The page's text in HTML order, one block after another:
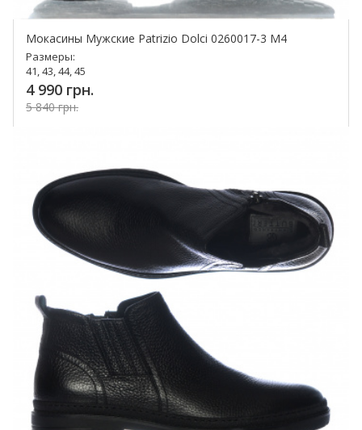
Мокасины Мужские Patrizio Dolci 0260017-3 M4
Размеры:
41, 43, 44, 45
4 990 грн.
5 840 грн.